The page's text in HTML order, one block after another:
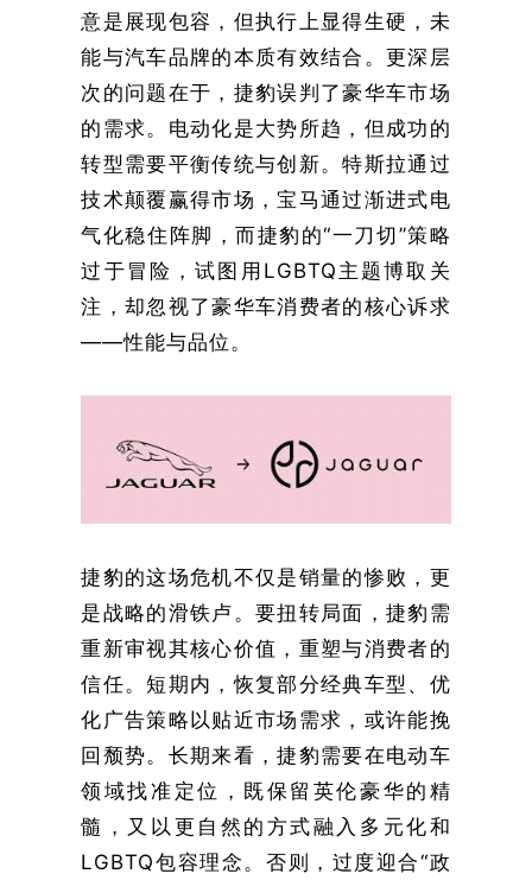
意是展现包容，但执行上显得生硬，未
能与汽车品牌的本质有效结合。更深层
次的问题在于，捷豹误判了豪华车市场
的需求。电动化是大势所趋，但成功的
转型需要平衡传统与创新。特斯拉通过
技术颠覆赢得市场，宝马通过渐进式电
气化稳住阵脚，而捷豹的“一刀切”策略
过于冒险，试图用LGBTQ主题博取关
注，却忽视了豪华车消费者的核心诉求
——性能与品位。
捷豹的这场危机不仅是销量的惨败，更
是战略的滑铁卢。要扭转局面，捷豹需
重新审视其核心价值，重塑与消费者的
信任。短期内，恢复部分经典车型、优
化广告策略以贴近市场需求，或许能挽
回颓势。长期来看，捷豹需要在电动车
领域找准定位，既保留英伦豪华的精
髓，又以更自然的方式融入多元化和
LGBTQ包容理念。否则，过度迎合“政